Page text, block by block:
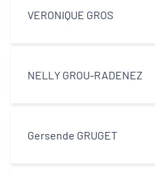
VERONIQUE GROS
NELLY GROU-RADENEZ
Gersende GRUGET